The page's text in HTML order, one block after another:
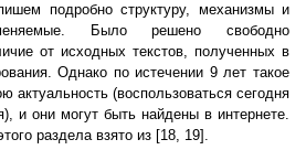
подробно структуру, механизмы и
Было решено свободно
от исходных текстов, полученных в
Однако по истечении 9 лет такое
актуальность (воспользоваться сегодня
и они могут быть найдены в интернете.
раздела взято из [18, 19].